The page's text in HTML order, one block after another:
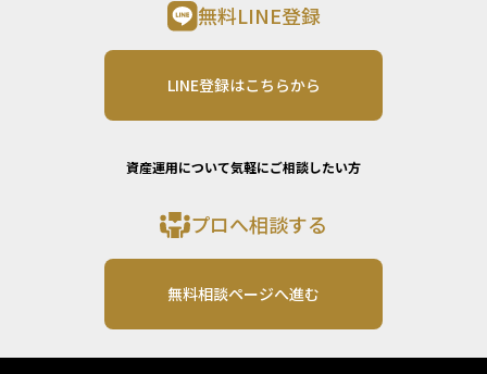
無料LINE登録
LINE登録はこちらから
資産運用について気軽にご相談したい方
プロへ相談する
無料相談ページへ進む